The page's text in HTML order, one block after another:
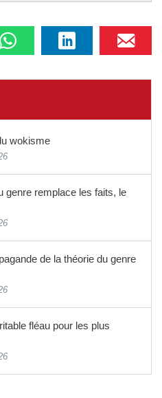
wokisme
genre remplace les faits, le
de la théorie du genre
fléau pour les plus